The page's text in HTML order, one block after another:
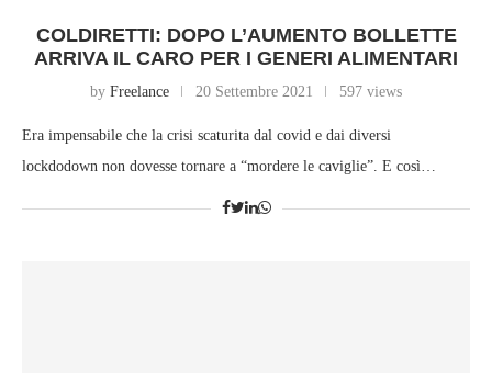
COLDIRETTI: DOPO L’AUMENTO BOLLETTE
ARRIVA IL CARO PER I GENERI ALIMENTARI
by Freelance 20 Settembre 2021 597 views
Era impensabile che la crisi scaturita dal covid e dai diversi
lockdodown non dovesse tornare a “mordere le caviglie”. E così…